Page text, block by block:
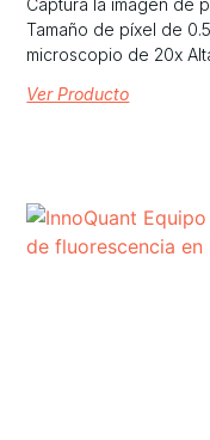
Captura la imagen de
Tamaño de píxel de
microscopio de 20x
Ver Producto